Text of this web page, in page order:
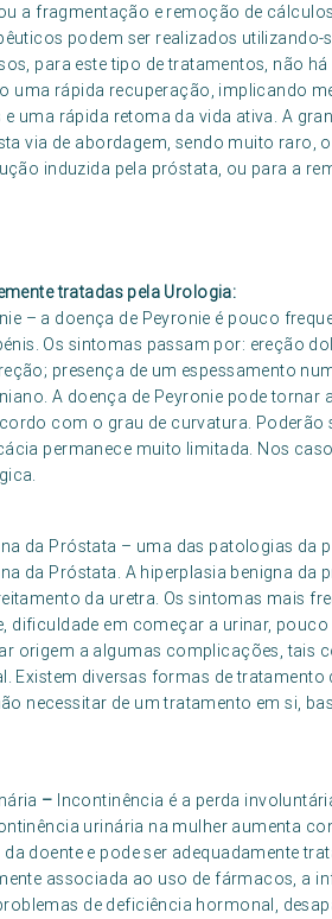
a fragmentação e remoção de
podem ser realizados utilizando-
para este tipo de tratamentos, não
uma rápida recuperação, implicando
uma rápida retoma da vida ativa. A
via de abordagem, sendo muito
induzida pela próstata, ou para a
tratadas pela Urologia:
– a doença de Peyronie é pouco
Os sintomas passam por: ereção
presença de um espessamento
A doença de Peyronie pode
com o grau de curvatura.
permanece muito limitada. Nos
da Próstata – uma das patologias da
da Próstata. A hiperplasia benigna
da uretra. Os sintomas mais
dificuldade em começar a urinar,
origem a algumas complicações, tais
Existem diversas formas de
necessitar de um tratamento em si,
– Incontinência é a perda
urinária na mulher aumenta
da doente e pode ser adequadamente
associada ao uso de fármacos, a
de deficiência hormonal,